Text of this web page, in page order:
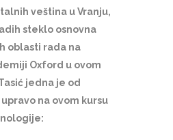
veština u Vranju,
steklo osnovna
oblasti rada na
Oxford u ovom
jedna je od
na ovom kursu